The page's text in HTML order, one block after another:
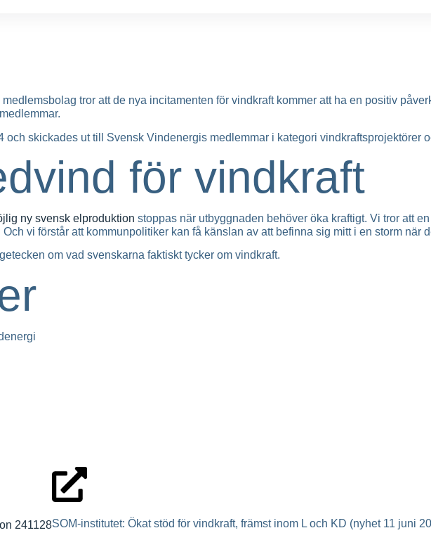
tror att de nya incitamenten för vindkraft kommer att ha en positiv
skickades ut till Svensk Vindenergis medlemmar i kategori vindkraftsprojektörer
för vindkraft
ny svensk elproduktion stoppas när utbyggnaden behöver öka kraftigt. Vi tror att
vi förstår att kommunpolitiker kan få känslan av att befinna sig mitt i en storm när
om vad svenskarna faktiskt tycker om vindkraft.
241128SOM-institutet: Ökat stöd för vindkraft, främst inom L och KD (nyhet 11 juni